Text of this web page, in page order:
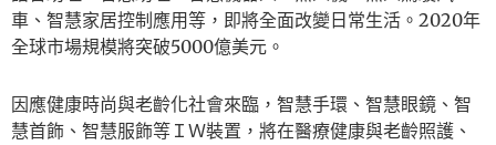
車、智慧家居控制應用等，即將全面改變日常生活。2020年
全球市場規模將突破5000億美元。
因應健康時尚與老齡化社會來臨，智慧手環、智慧眼鏡、智
慧首飾、智慧服飾等ＩＷ裝置，將在醫療健康與老齡照護、